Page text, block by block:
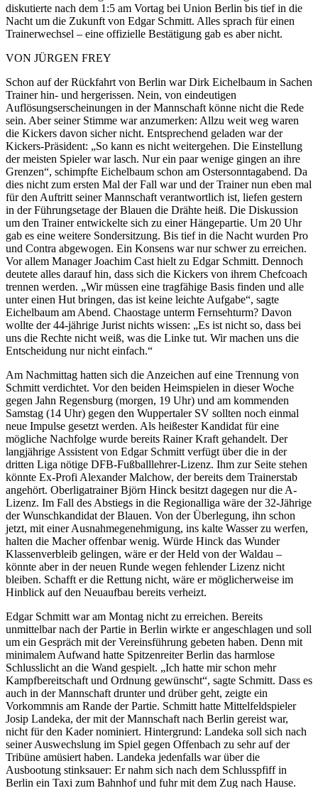
diskutierte nach dem 1:5 am Vortag bei Union Berlin bis tief in die
Nacht um die Zukunft von Edgar Schmitt. Alles sprach für einen
Trainerwechsel – eine offizielle Bestätigung gab es aber nicht.
VON JÜRGEN FREY
Schon auf der Rückfahrt von Berlin war Dirk Eichelbaum in Sachen
Trainer hin- und hergerissen. Nein, von eindeutigen
Auflösungserscheinungen in der Mannschaft könne nicht die Rede
sein. Aber seiner Stimme war anzumerken: Allzu weit weg waren
die Kickers davon sicher nicht. Entsprechend geladen war der
Kickers-Präsident: „So kann es nicht weitergehen. Die Einstellung
der meisten Spieler war lasch. Nur ein paar wenige gingen an ihre
Grenzen“, schimpfte Eichelbaum schon am Ostersonntagabend. Da
dies nicht zum ersten Mal der Fall war und der Trainer nun eben mal
für den Auftritt seiner Mannschaft verantwortlich ist, liefen gestern
in der Führungsetage der Blauen die Drähte heiß. Die Diskussion
um den Trainer entwickelte sich zu einer Hängepartie. Um 20 Uhr
gab es eine weitere Sondersitzung. Bis tief in die Nacht wurden Pro
und Contra abgewogen. Ein Konsens war nur schwer zu erreichen.
Vor allem Manager Joachim Cast hielt zu Edgar Schmitt. Dennoch
deutete alles darauf hin, dass sich die Kickers von ihrem Chefcoach
trennen werden. „Wir müssen eine tragfähige Basis finden und alle
unter einen Hut bringen, das ist keine leichte Aufgabe“, sagte
Eichelbaum am Abend. Chaostage unterm Fernsehturm? Davon
wollte der 44-jährige Jurist nichts wissen: „Es ist nicht so, dass bei
uns die Rechte nicht weiß, was die Linke tut. Wir machen uns die
Entscheidung nur nicht einfach.“
Am Nachmittag hatten sich die Anzeichen auf eine Trennung von
Schmitt verdichtet. Vor den beiden Heimspielen in dieser Woche
gegen Jahn Regensburg (morgen, 19 Uhr) und am kommenden
Samstag (14 Uhr) gegen den Wuppertaler SV sollten noch einmal
neue Impulse gesetzt werden. Als heißester Kandidat für eine
mögliche Nachfolge wurde bereits Rainer Kraft gehandelt. Der
langjährige Assistent von Edgar Schmitt verfügt über die in der
dritten Liga nötige DFB-Fußballlehrer-Lizenz. Ihm zur Seite stehen
könnte Ex-Profi Alexander Malchow, der bereits dem Trainerstab
angehört. Oberligatrainer Björn Hinck besitzt dagegen nur die A-
Lizenz. Im Fall des Abstiegs in die Regionalliga wäre der 32-Jährige
der Wunschkandidat der Blauen. Von der Überlegung, ihn schon
jetzt, mit einer Ausnahmegenehmigung, ins kalte Wasser zu werfen,
halten die Macher offenbar wenig. Würde Hinck das Wunder
Klassenverbleib gelingen, wäre er der Held von der Waldau –
könnte aber in der neuen Runde wegen fehlender Lizenz nicht
bleiben. Schafft er die Rettung nicht, wäre er möglicherweise im
Hinblick auf den Neuaufbau bereits verheizt.
Edgar Schmitt war am Montag nicht zu erreichen. Bereits
unmittelbar nach der Partie in Berlin wirkte er angeschlagen und soll
um ein Gespräch mit der Vereinsführung gebeten haben. Denn mit
minimalem Aufwand hatte Spitzenreiter Berlin das harmlose
Schlusslicht an die Wand gespielt. „Ich hatte mir schon mehr
Kampfbereitschaft und Ordnung gewünscht“, sagte Schmitt. Dass es
auch in der Mannschaft drunter und drüber geht, zeigte ein
Vorkommnis am Rande der Partie. Schmitt hatte Mittelfeldspieler
Josip Landeka, der mit der Mannschaft nach Berlin gereist war,
nicht für den Kader nominiert. Hintergrund: Landeka soll sich nach
seiner Auswechslung im Spiel gegen Offenbach zu sehr auf der
Tribüne amüsiert haben. Landeka jedenfalls war über die
Ausbootung stinksauer: Er nahm sich nach dem Schlusspfiff in
Berlin ein Taxi zum Bahnhof und fuhr mit dem Zug nach Hause.